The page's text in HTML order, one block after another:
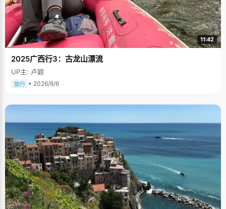
11:42
2025广西行3：古龙山漂流
UP主: 卢颖
旅行 • 2026/8/6